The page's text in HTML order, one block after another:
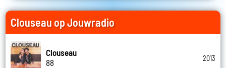
Clouseau op Jouwradio
Clouseau
88
2013